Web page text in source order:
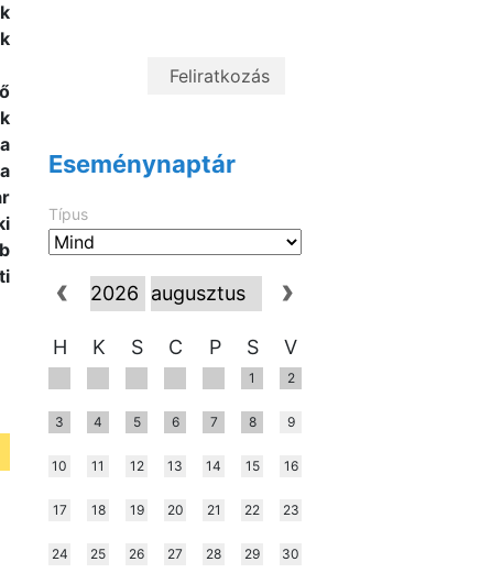
Eseménynaptár
Típus
H K S C P S V
1 2
3 4 5 6 7 8 9
10 11 12 13 14 15 16
17 18 19 20 21 22 23
24 25 26 27 28 29 30